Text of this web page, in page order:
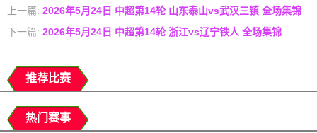
上一篇: 2026年5月24日 中超第14轮 山东泰山vs武汉三镇 全场集锦
下一篇: 2026年5月24日 中超第14轮 浙江vs辽宁铁人 全场集锦
推荐比赛
热门赛事